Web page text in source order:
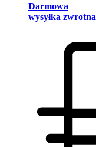
Darmowa
wysyłka zwrotna